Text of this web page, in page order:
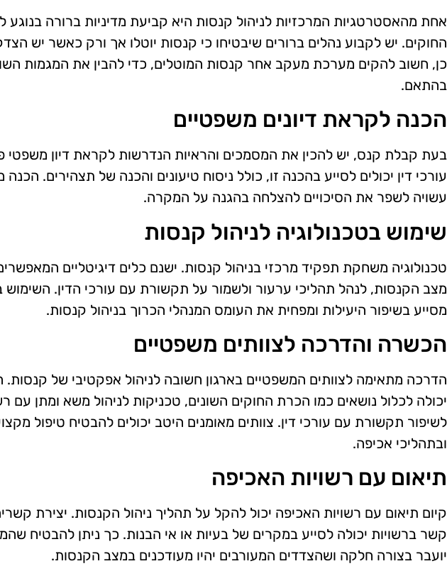
אחת מהאסטרטגיות המרכזיות לניהול קנסות היא קביעת מדיניות ברורה בנוגע
החוקים. יש לקבוע נהלים ברורים שיבטיחו כי קנסות יוטלו אך ורק כאשר יש
כן, חשוב להקים מערכת מעקב אחר קנסות המוטלים, כדי להבין את המגמות
בהתאם.
הכנה לקראת דיונים משפטיים
בעת קבלת קנס, יש להכין את המסמכים והראיות הנדרשות לקראת דיון משפטי
עורכי דין יכולים לסייע בהכנה זו, כולל ניסוח טיעונים והכנה של תצהירים.
עשויה לשפר את הסיכויים להצלחה בהגנה על המקרה.
שימוש בטכנולוגיה לניהול קנסות
טכנולוגיה משחקת תפקיד מרכזי בניהול קנסות. ישנם כלים דיגיטליים
מצב הקנסות, לנהל תהליכי ערעור ולשמור על תקשורת עם עורכי הדין. השימוש
מסייע בשיפור היעילות ומפחית את העומס המנהלי הכרוך בניהול קנסות.
הכשרה והדרכה לצוותים משפטיים
הדרכה מתאימה לצוותים המשפטיים בארגון חשובה לניהול אפקטיבי של קנסות.
יכולה לכלול נושאים כמו הכרת החוקים השונים, טכניקות לניהול משא ומתן עם
לשיפור תקשורת עם עורכי דין. צוותים מאומנים היטב יכולים להבטיח טיפול
ובתהליכי אכיפה.
תיאום עם רשויות האכיפה
קיום תיאום עם רשויות האכיפה יכול להקל על תהליך ניהול הקנסות. יצירת
קשר ברשויות יכולה לסייע במקרים של בעיות או אי הבנות. כך ניתן להבטיח
יועבר בצורה חלקה ושהצדדים המעורבים יהיו מעודכנים במצב הקנסות.